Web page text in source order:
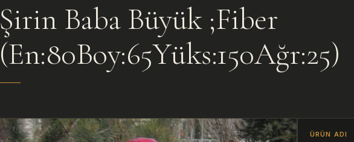
Şirin Baba Büyük ;Fiber
(En:80Boy:65Yüks:150Ağr:25)
ÜRÜN ADI